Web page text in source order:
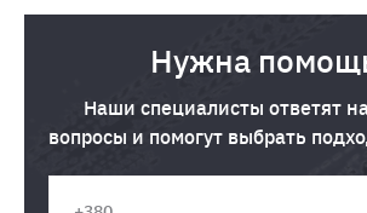
Нужна
Наши специалисты ответят
вопросы и помогут выбрать